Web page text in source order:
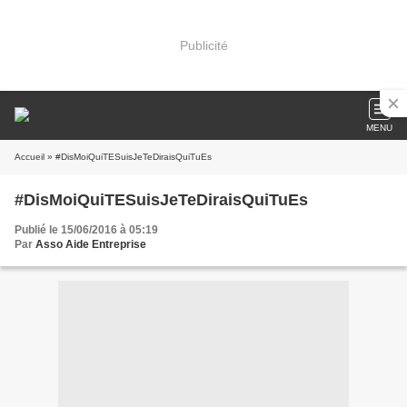
Publicité
MENU
Accueil » #DisMoiQuiTESuisJeTeDiraisQuiTuEs
#DisMoiQuiTESuisJeTeDiraisQuiTuEs
Publié le 15/06/2016 à 05:19
Par Asso Aide Entreprise